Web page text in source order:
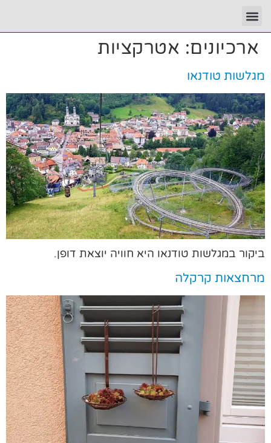
ארכיונים: אטרקציות
מגלשות טודנאו
ביקור במגלשות טודנאו היא חוויה יוצאת דופן.
מרחצאות קרקלה